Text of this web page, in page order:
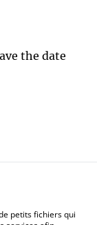
the date
Policy
petits fichiers qui